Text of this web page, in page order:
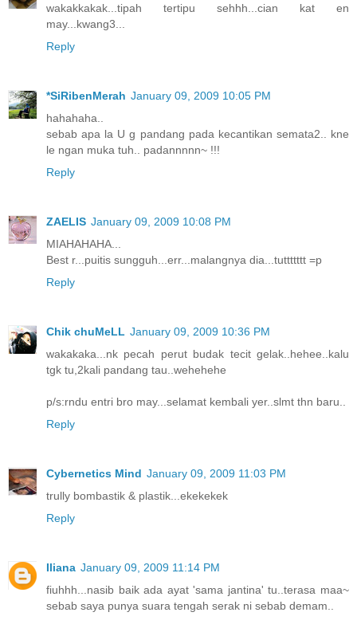
wakakkakak...tipah tertipu sehhh...cian kat en
may...kwang3...
Reply
*SiRibenMerah January 09, 2009 10:05 PM
hahahaha..
sebab apa la U g pandang pada kecantikan semata2.. kne
le ngan muka tuh.. padannnnn~ !!!
Reply
ZAELIS January 09, 2009 10:08 PM
MIAHAHAHA...
Best r...puitis sungguh...err...malangnya dia...tuttttttt =p
Reply
Chik chuMeLL January 09, 2009 10:36 PM
wakakaka...nk pecah perut budak tecit gelak..hehee..kalu
tgk tu,2kali pandang tau..wehehehe
p/s:rndu entri bro may...selamat kembali yer..slmt thn baru..
Reply
Cybernetics Mind January 09, 2009 11:03 PM
trully bombastik & plastik...ekekekek
Reply
Iliana January 09, 2009 11:14 PM
fiuhhh...nasib baik ada ayat 'sama jantina' tu..terasa maa~
sebab saya punya suara tengah serak ni sebab demam..